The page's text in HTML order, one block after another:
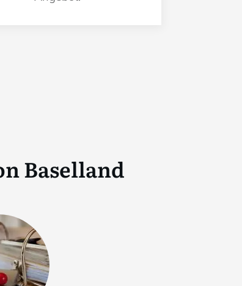
Baselland